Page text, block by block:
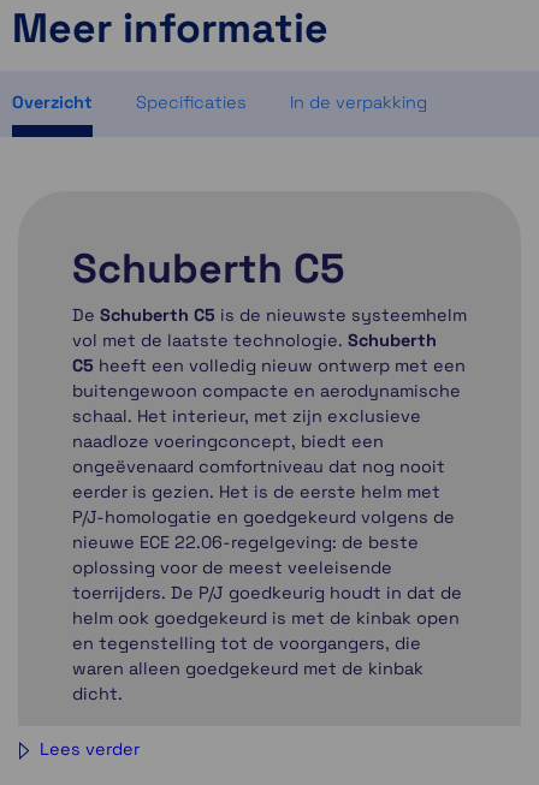
Momenteel even niet op voorraad
Momenteel even niet op voorraad
Meer informatie
Overzicht Specificaties In de verpakking
Schuberth C5
De Schuberth C5 is de nieuwste systeemhelm
vol met de laatste technologie. Schuberth
C5 heeft een volledig nieuw ontwerp met een
buitengewoon compacte en aerodynamische
schaal. Het interieur, met zijn exclusieve
naadloze voeringconcept, biedt een
ongeëvenaard comfortniveau dat nog nooit
eerder is gezien. Het is de eerste helm met
P/J-homologatie en goedgekeurd volgens de
nieuwe ECE 22.06-regelgeving: de beste
oplossing voor de meest veeleisende
toerrijders. De P/J goedkeurig houdt in dat de
helm ook goedgekeurd is met de kinbak open
en tegenstelling tot de voorgangers, die
waren alleen goedgekeurd met de kinbak
dicht.
De helmschaal is gemaakt volgends de
(unieke) Schuberth Direct Fibre Processing
Lees verder